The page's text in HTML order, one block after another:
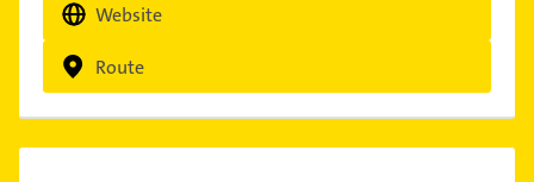
Website
Route